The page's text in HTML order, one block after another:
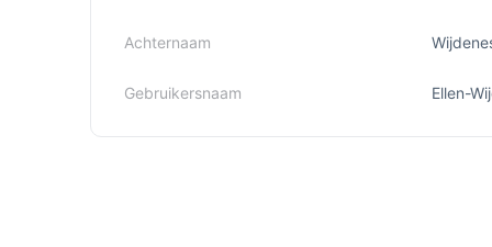
Achternaam
Gebruikersnaam Ellen-